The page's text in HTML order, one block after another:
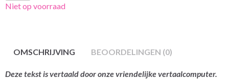
Niet op voorraad
OMSCHRIJVING BEOORDELINGEN (0)
Deze tekst is vertaald door onze vriendelijke vertaalcomputer.